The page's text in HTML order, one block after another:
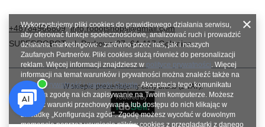
+48784966809 info.robotshops@gmail.com
SUPERROBOT,ul. Parkowa 27,64-117Gołanice
W sklepie prezentujemy ceny brutto (z VAT).
Wykorzystujemy pliki cookies do prawidłowego działania serwisu,
aby oferować funkcje społecznościowe, analizować ruch i prowadzić
działania marketingowe - zarówno przez nas, jak i naszych
Zaufanych Partnerów. Pliki cookies służą również do personalizacji
reklam. Więcej informacji znajdziesz w polityce prywatności. Więcej
informacji na temat warunków i prywatności można znaleźć także na
stronie Prywatność i warunki Google. Akceptacja tego komunikatu
oznacza zgodę na ich zapisywanie na Twoim komputerze. Możesz
określić warunki przechowywania lub dostępu do nich klikając w
zakładkę „Konfiguracja zgód”. Zgodę możesz wycofać w dowolnym
momencie poprzez usunięcie plików cookies z przeglądarki z danego